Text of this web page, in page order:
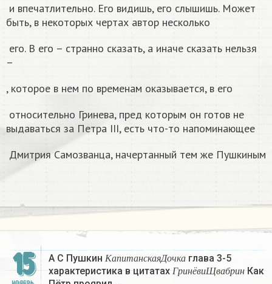
и впечатлительно. Его видишь, его слышишь. Может
быть, в некоторых чертах автор несколько
его. В его – странно сказать, а иначе сказать нельзя
–
, которое в нем по временам оказывается, в его
относительно Гринева, пред которым он готов не
выдаваться за Петра III, есть что-то напоминающее
Дмитрия Самозванца, начертанный тем же Пушкиным
15 А С Пушкин К а пи т а н с каяД о ч ка
Капитан с к а яДочка
глава 3-5
характеристика в цитатахГ р и н ё в и Щ в а б р и н
Гринёви Щв р
Как